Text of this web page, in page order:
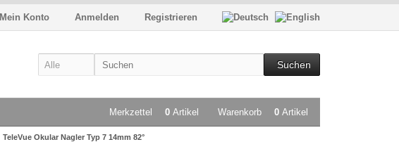
Registrieren
Anmelden
Mein Konto
Suchen
Warenkorb 0 Artikel
Merkzettel 0 Artikel
TeleVue Okular Nagler Typ 7 14mm 82°